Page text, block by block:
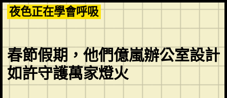
Skip
to
content
夜色正在學會呼吸
春節假期，他們億嵐辦公室設計
如許守護萬家燈火